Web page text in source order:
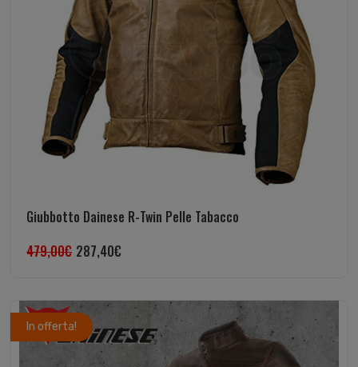
Giubbotto Dainese R-Twin Pelle Tabacco
479,00€ 287,40€
In offerta!